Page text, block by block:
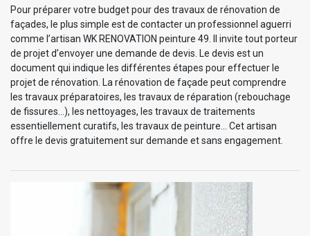
Pour préparer votre budget pour des travaux de rénovation de
façades, le plus simple est de contacter un professionnel aguerri
comme l’artisan WK RENOVATION peinture 49. Il invite tout porteur
de projet d’envoyer une demande de devis. Le devis est un
document qui indique les différentes étapes pour effectuer le
projet de rénovation. La rénovation de façade peut comprendre
les travaux préparatoires, les travaux de réparation (rebouchage
de fissures…), les nettoyages, les travaux de traitements
essentiellement curatifs, les travaux de peinture… Cet artisan
offre le devis gratuitement sur demande et sans engagement.